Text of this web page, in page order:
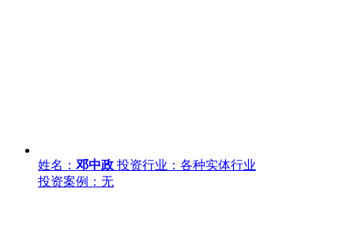
姓名： 邓中政 投资行业：各种实体行业
投资案例：无